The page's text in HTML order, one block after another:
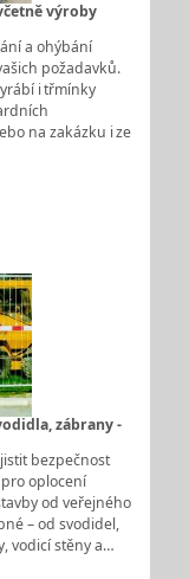
výroby
a ohýbání
požadavků.
i třmínky
na zakázku i ze
zábrany -
bezpečnost
oplocení
od veřejného
– od svodidel,
vodicí stěny a…